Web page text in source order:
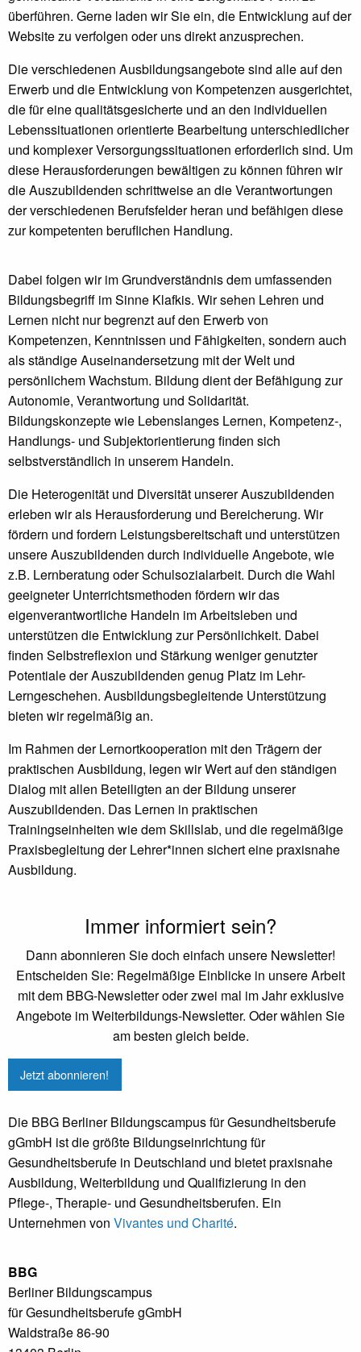
überführen. Gerne laden wir Sie ein, die Entwicklung auf der
Website zu verfolgen oder uns direkt anzusprechen.
Die verschiedenen Ausbildungsangebote sind alle auf den
Erwerb und die Entwicklung von Kompetenzen ausgerichtet,
die für eine qualitätsgesicherte und an den individuellen
Lebenssituationen orientierte Bearbeitung unterschiedlicher
und komplexer Versorgungssituationen erforderlich sind. Um
diese Herausforderungen bewältigen zu können führen wir
die Auszubildenden schrittweise an die Verantwortungen
der verschiedenen Berufsfelder heran und befähigen diese
zur kompetenten beruflichen Handlung.
Dabei folgen wir im Grundverständnis dem umfassenden
Bildungsbegriff im Sinne Klafkis. Wir sehen Lehren und
Lernen nicht nur begrenzt auf den Erwerb von
Kompetenzen, Kenntnissen und Fähigkeiten, sondern auch
als ständige Auseinandersetzung mit der Welt und
persönlichem Wachstum. Bildung dient der Befähigung zur
Autonomie, Verantwortung und Solidarität.
Bildungskonzepte wie Lebenslanges Lernen, Kompetenz-,
Handlungs- und Subjektorientierung finden sich
selbstverständlich in unserem Handeln.
Die Heterogenität und Diversität unserer Auszubildenden
erleben wir als Herausforderung und Bereicherung. Wir
fördern und fordern Leistungsbereitschaft und unterstützen
unsere Auszubildenden durch individuelle Angebote, wie
z.B. Lernberatung oder Schulsozialarbeit. Durch die Wahl
geeigneter Unterrichtsmethoden fördern wir das
eigenverantwortliche Handeln im Arbeitsleben und
unterstützen die Entwicklung zur Persönlichkeit. Dabei
finden Selbstreflexion und Stärkung weniger genutzter
Potentiale der Auszubildenden genug Platz im Lehr-
Lerngeschehen. Ausbildungsbegleitende Unterstützung
bieten wir regelmäßig an.
Im Rahmen der Lernortkooperation mit den Trägern der
praktischen Ausbildung, legen wir Wert auf den ständigen
Dialog mit allen Beteiligten an der Bildung unserer
Auszubildenden. Das Lernen in praktischen
Trainingseinheiten wie dem Skillslab, und die regelmäßige
Praxisbegleitung der Lehrer*innen sichert eine praxisnahe
Ausbildung.
Immer informiert sein?
Dann abonnieren Sie doch einfach unsere Newsletter!
Entscheiden Sie: Regelmäßige Einblicke in unsere Arbeit
mit dem BBG-Newsletter oder zwei mal im Jahr exklusive
Angebote im Weiterbildungs-Newsletter. Oder wählen Sie
am besten gleich beide.
Jetzt abonnieren!
Die BBG Berliner Bildungscampus für Gesundheitsberufe
gGmbH ist die größte Bildungseinrichtung für
Gesundheitsberufe in Deutschland und bietet praxisnahe
Ausbildung, Weiterbildung und Qualifizierung in den
Pflege-, Therapie- und Gesundheitsberufen. Ein
Unternehmen von Vivantes und Charité.
BBG
Berliner Bildungscampus
für Gesundheitsberufe gGmbH
Waldstraße 86-90